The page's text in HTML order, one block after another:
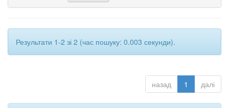
Результати 1-2 зі 2 (час пошуку: 0.003 секунди).
назад 1 далі